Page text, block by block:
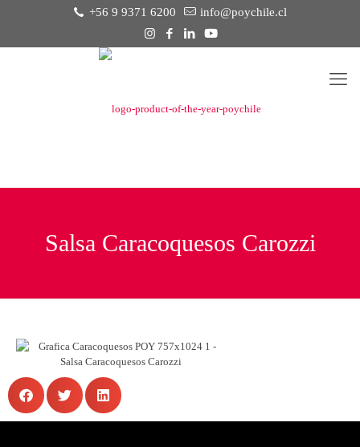
+56 9 9371 6200 info@poychile.cl
Salsa Caracoquesos Carozzi